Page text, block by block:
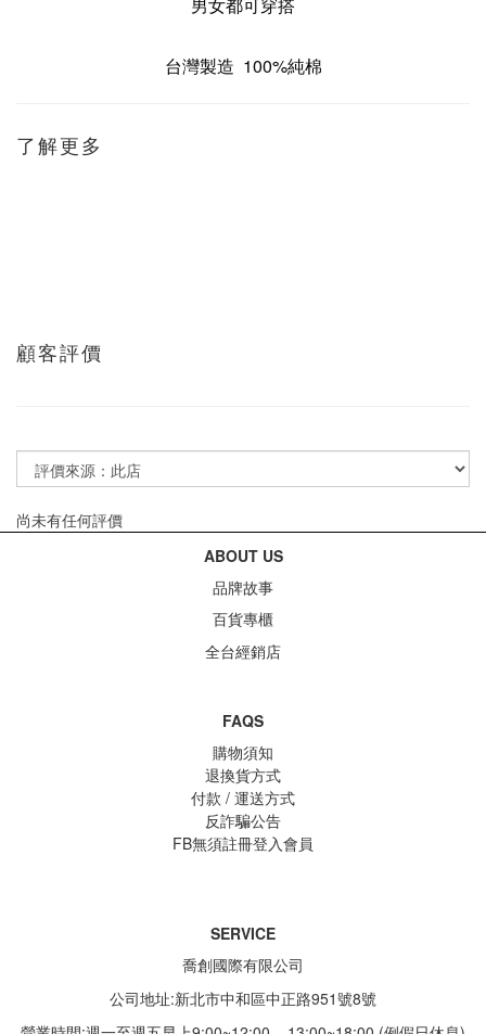
台灣製造 100%純棉
了解更多
顧客評價
尚未有任何評價
ABOUT US
品牌故事
百貨專櫃
全台經銷店
FAQS
購物須知
退換貨方式
付款 / 運送方式
反詐騙公告
FB無須註冊登入會員
SERVICE
喬創國際有限公司
公司地址:新北市中和區中正路951號8號